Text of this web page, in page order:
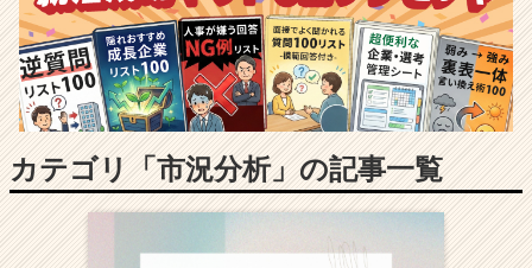
ー・
成
長
企
業
か
ら
ス
カ
ト
カテゴリ「市況分析」の記事一覧